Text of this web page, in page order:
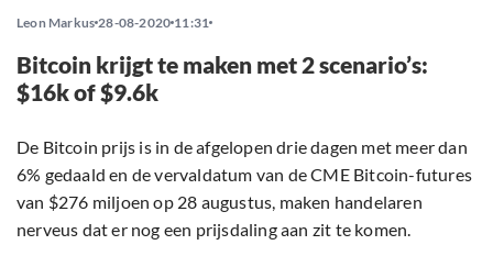
Leon Markus 28-08-2020 11:31
Bitcoin krijgt te maken met 2 scenario’s:
$16k of $9.6k
De Bitcoin prijs is in de afgelopen drie dagen met meer dan
6% gedaald en de vervaldatum van de CME Bitcoin-futures
van $276 miljoen op 28 augustus, maken handelaren
nerveus dat er nog een prijsdaling aan zit te komen.